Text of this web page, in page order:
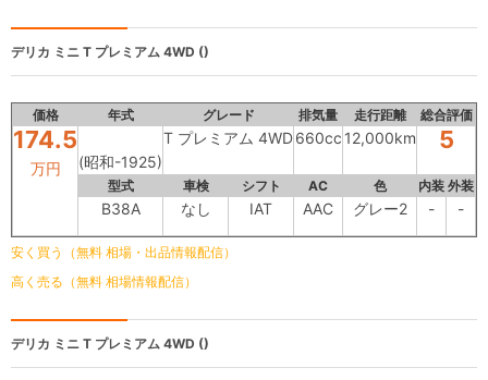
デリカ ミニ T プレミアム 4WD ()
価格 年式 グレード 排気量 走行距離 総合評価
174.5
万円 (昭和-1925)
T プレミアム 4WD660cc 12,000km 5
型式 車検 シフト AC 色 内装 外装
B38A なし IAT AAC グレー2 - -
安く買う（無料 相場・出品情報配信）
高く売る（無料 相場情報配信）
デリカ ミニ T プレミアム 4WD ()